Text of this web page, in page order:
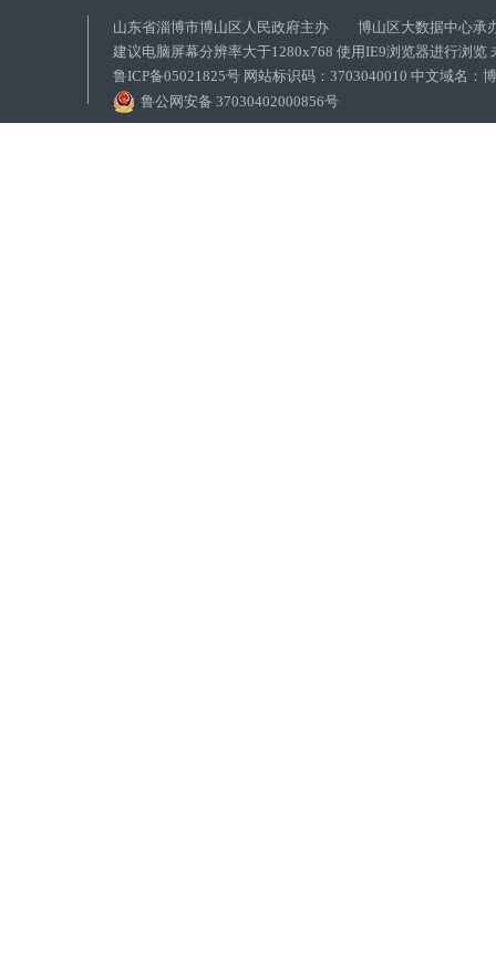
山东省淄博市博山区人民政府主办 博山区大数据中心承
建议电脑屏幕分辨率大于1280x768 使用IE9浏览器进行浏览
鲁ICP备05021825号 网站标识码：3703040010 中文域名：
鲁公网安备 37030402000856号